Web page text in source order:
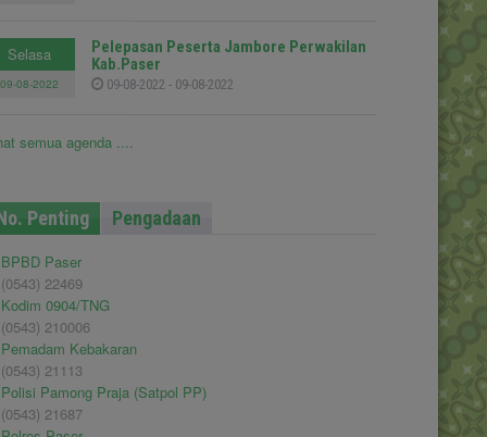
Selasa
09-08-2022
Pelepasan Peserta Jambore Perwakilan
Kab.Paser
09-08-2022 - 09-08-2022
semua agenda ....
Penting Pengadaan
BPBD Paser
(0543) 22469
Kodim 0904/TNG
(0543) 210006
Pemadam Kebakaran
(0543) 21113
Polisi Pamong Praja (Satpol PP)
(0543) 21687